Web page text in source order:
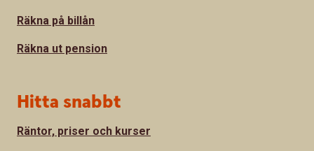
Räkna på billån
Räkna ut pension
Hitta snabbt
Räntor, priser och kurser